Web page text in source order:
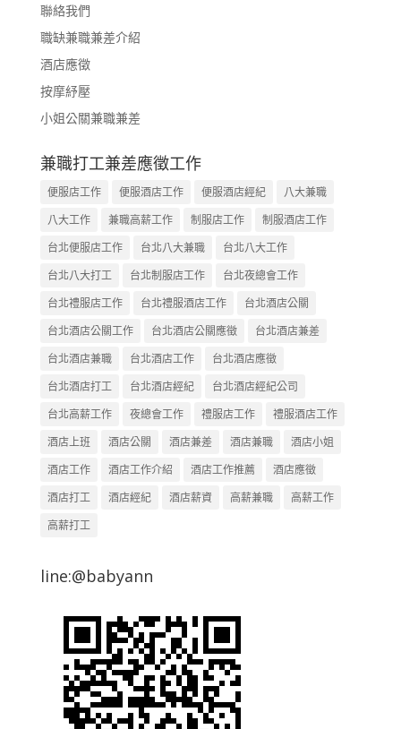
聯絡我們
職缺兼職兼差介紹
酒店應徵
按摩紓壓
小姐公關兼職兼差
兼職打工兼差應徵工作
便服店工作 便服酒店工作 便服酒店經紀
八大兼職
八大工作
兼職高薪工作 制服店工作
制服酒店工作
台北便服店工作
台北八大兼職
台北八大工作
台北八大打工
台北制服店工作
台北夜總會工作
台北禮服店工作
台北禮服酒店工作
台北酒店公關
台北酒店公關工作
台北酒店公關應徵
台北酒店兼差
台北酒店兼職
台北酒店工作
台北酒店應徵
台北酒店打工
台北酒店經紀
台北酒店經紀公司
台北高薪工作
夜總會工作 禮服店工作
禮服酒店工作
酒店上班
酒店公關 酒店兼差 酒店兼職
酒店小姐
酒店工作
酒店工作介紹 酒店工作推薦
酒店應徵
酒店打工
酒店經紀 酒店薪資 高薪兼職
高薪工作
高薪打工
line:@babyann